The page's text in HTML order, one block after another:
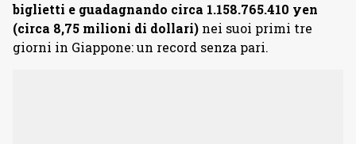
biglietti e guadagnando circa 1.158.765.410 yen
(circa 8,75 milioni di dollari) nei suoi primi tre
giorni in Giappone: un record senza pari.